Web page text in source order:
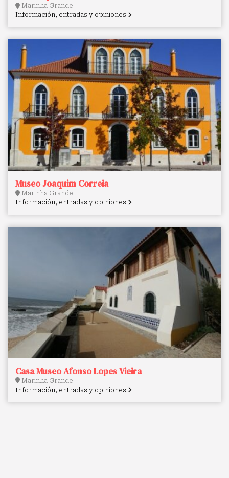
Marinha Grande
Información, entradas y opiniones
Museo Joaquim Correia
Marinha Grande
Información, entradas y opiniones
Casa Museo Afonso Lopes Vieira
Marinha Grande
Información, entradas y opiniones